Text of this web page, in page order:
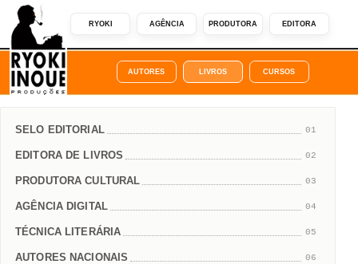
RYOKI AGÊNCIA PRODUTORA EDITORA
AUTORES LIVROS CURSOS
SELO EDITORIAL 01
EDITORA DE LIVROS 02
PRODUTORA CULTURAL 03
AGÊNCIA DIGITAL 04
TÉCNICA LITERÁRIA 05
AUTORES NACIONAIS 06